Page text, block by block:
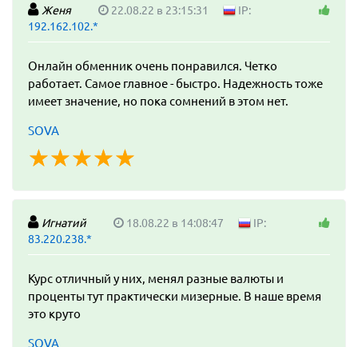
Женя 22.08.22 в 23:15:31
IP:
192.162.102.*
Онлайн обменник очень понравился. Четко
работает. Самое главное - быстро. Надежность тоже
имеет значение, но пока сомнений в этом нет.
SOVA
☆☆☆☆☆
★★★★★
Игнатий 18.08.22 в 14:08:47
IP:
83.220.238.*
Курс отличный у них, менял разные валюты и
проценты тут практически мизерные. В наше время
это круто
SOVA